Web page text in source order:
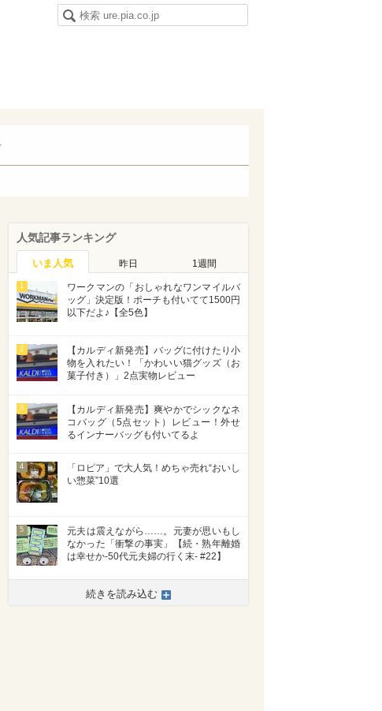
人気記事ランキング
いま人気 昨日 1週間
1
ワークマンの「おしゃれなワンマイルバ
ッグ」決定版！ポーチも付いてて1500円
以下だよ♪【全5色】
2
【カルディ新発売】バッグに付けたり小
物を入れたい！「かわいい猫グッズ（お
菓子付き）」2点実物レビュー
3
【カルディ新発売】爽やかでシックなネ
コバッグ（5点セット）レビュー！外せ
るインナーバッグも付いてるよ
4
「ロピア」で大人気！めちゃ売れ“おいし
い惣菜”10選
5
元夫は震えながら……。元妻が思いもし
なかった「衝撃の事実」【続・熟年離婚
は幸せか-50代元夫婦の行く末- #22】
続きを読み込む